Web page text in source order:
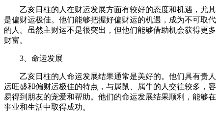
乙亥日柱的人在财运发展方面有较好的态度和机遇，尤其
是偏财运极佳。他们能够把握好偏财运的机遇，成为不可取代
的人。虽然主财运不是很突出，但他们能够借助机会获得更多
财富。
3、命运发展
乙亥日柱的人命运发展结果通常是美好的。他们具有贵人
运旺盛和偏财运极佳的特点，与属鼠、属牛的人交往较多，容
易得到朋友的宠爱和帮助。他们的命运发展结果顺利，能够在
事业和生活中取得成功。